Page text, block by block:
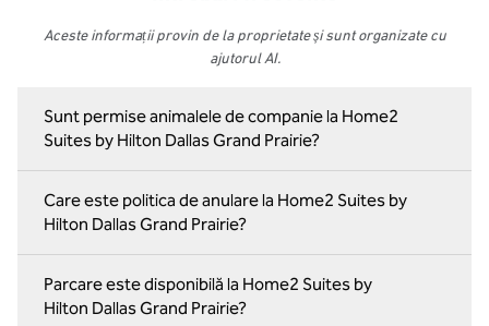
Aceste informații provin de la proprietate și sunt organizate cu
ajutorul AI.
Sunt permise animalele de companie la Home2
Suites by Hilton Dallas Grand Prairie?
Care este politica de anulare la Home2 Suites by
Hilton Dallas Grand Prairie?
Parcare este disponibilă la Home2 Suites by
Hilton Dallas Grand Prairie?